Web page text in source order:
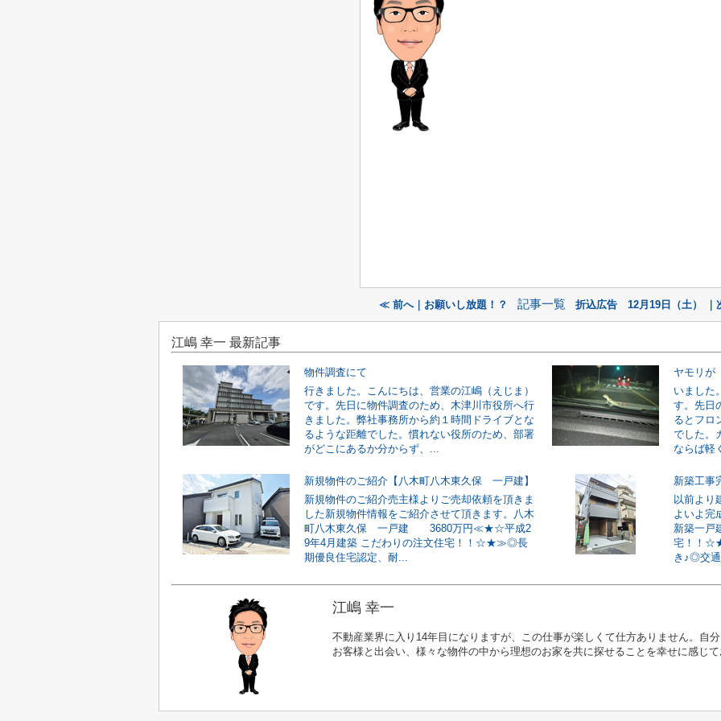
≪ 前へ｜お願いし放題！？ 記事一覧 折込広告 12月19日（土）
江嶋 幸一 最新記事
物件調査にて
行きました。こんにちは、営業の江嶋（えじま）
です。先日に物件調査のため、木津川市役所へ行
きました。弊社事務所から約１時間ドライブとな
るような距離でした。慣れない役所のため、部署
がどこにあるか分からず、...
ヤモリが
いました
す。先日
るとフロ
でした。
ならば軽
新規物件のご紹介【八木町八木東久保 一戸建】
新規物件のご紹介売主様よりご売却依頼を頂きま
した新規物件情報をご紹介させて頂きます。八木
町八木東久保 一戸建 3680万円≪★☆平成2
9年4月建築 こだわりの注文住宅！！☆★≫◎長
期優良住宅認定、耐...
新築工事
以前より
よいよ完
新築一
宅！！
き♪◎交
江嶋 幸一
不動産業界に入り14年目になりますが、この仕事が楽しくて仕方ありません。自
お客様と出会い、様々な物件の中から理想のお家を共に探せることを幸せに感